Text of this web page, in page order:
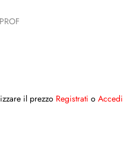
il prezzo Registrati o Accedi